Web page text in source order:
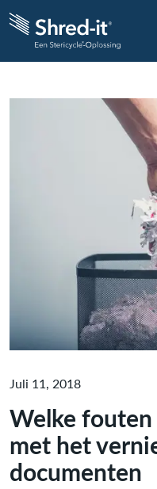
Juli 11, 2018
Welke
met het
documenten